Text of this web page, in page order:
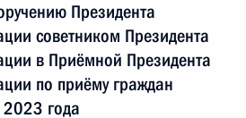
Президента
советником Президента
в Приёмной Президента
по приёму граждан
года